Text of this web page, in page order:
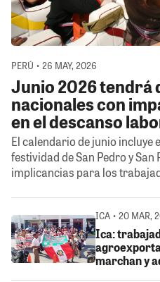
PERÚ • 26 MAY, 2026
Junio 2026 tendrá
nacionales con
en el descanso
El calendario de junio incluye
festividad de San Pedro y
implicancias para los
ICA • 20 MAR,
Ica:
marchan y